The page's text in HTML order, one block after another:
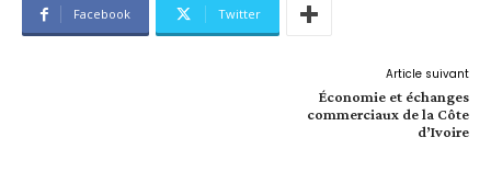
Facebook Twitter
Article suivant
Économie et échanges
commerciaux de la Côte
d’Ivoire